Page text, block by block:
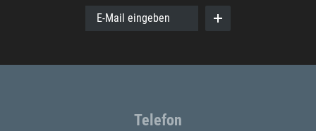
E-Mail eingeben
Telefon